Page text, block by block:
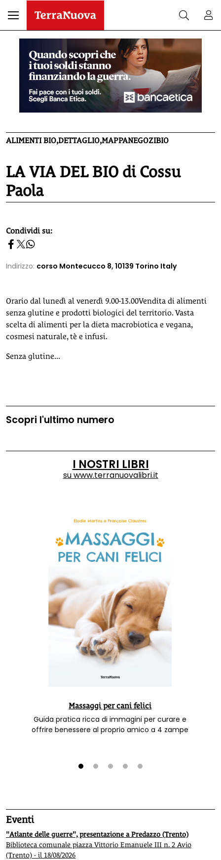
ALIMENTI BIO,DETTAGLIO,MAPPANEGOZIBIO
LA VIA DEL BIO di Cossu
Paola
homepage h2
Condividi su:
Indirizzo: corso Montecucco 8, 10139 Torino Italy
Orario dal lunedì al venerdì 9.00-13.00Vendita di alimenti
senza glutine e prodotti biologici del territorio. Vasta
scelta di alimenti per la dieta macrobiotica e vegana,
cosmesi naturale, tè e infusi.
Senza glutine...
Scopri l'ultimo numero
I NOSTRI LIBRI
suwww.terranuovalibri.it
Massaggi per cani felici
Guida pratica ricca di immagini per curare e
offrire benessere al proprio amico a 4 zampe
Eventi
"Atlante delle guerre", presentazione a Predazzo (Trento)
Biblioteca comunale piazza Vittorio Emanuele III n. 2 Avio
(Trento) - il 18/08/2026